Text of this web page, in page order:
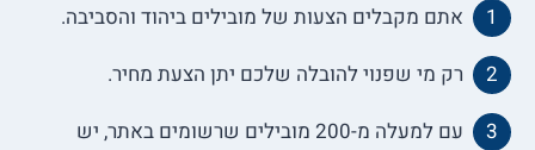
אתם מקבלים הצעות של מובילים ביהוד והסביבה.
רק מי שפנוי להובלה שלכם יתן הצעת מחיר.
עם למעלה מ-200 מובילים שרשומים באתר, יש